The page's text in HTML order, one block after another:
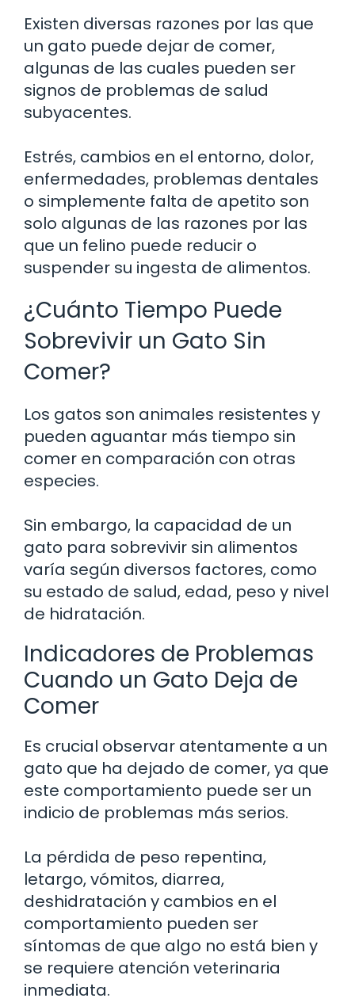
Existen diversas razones por las que
un gato puede dejar de comer,
algunas de las cuales pueden ser
signos de problemas de salud
subyacentes.
Estrés, cambios en el entorno, dolor,
enfermedades, problemas dentales
o simplemente falta de apetito son
solo algunas de las razones por las
que un felino puede reducir o
suspender su ingesta de alimentos.
¿Cuánto Tiempo Puede
Sobrevivir un Gato Sin
Comer?
Los gatos son animales resistentes y
pueden aguantar más tiempo sin
comer en comparación con otras
especies.
Sin embargo, la capacidad de un
gato para sobrevivir sin alimentos
varía según diversos factores, como
su estado de salud, edad, peso y nivel
de hidratación.
Indicadores de Problemas
Cuando un Gato Deja de
Comer
Es crucial observar atentamente a un
gato que ha dejado de comer, ya que
este comportamiento puede ser un
indicio de problemas más serios.
La pérdida de peso repentina,
letargo, vómitos, diarrea,
deshidratación y cambios en el
comportamiento pueden ser
síntomas de que algo no está bien y
se requiere atención veterinaria
inmediata.